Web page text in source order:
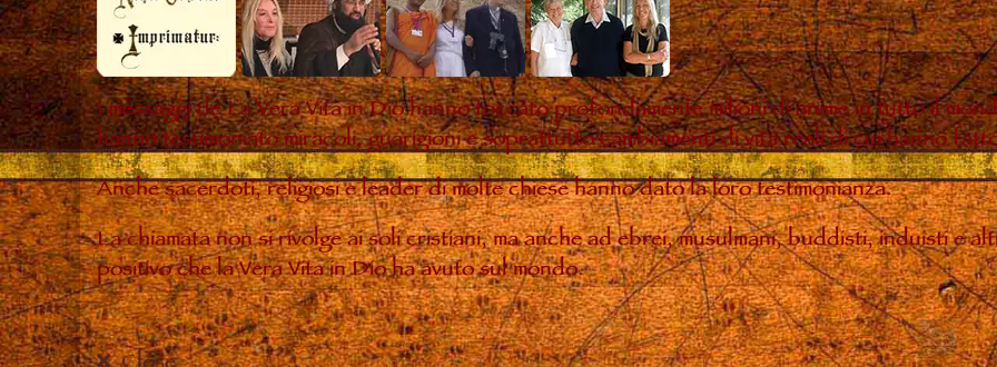
I messaggi de La Vera Vita in Dio hanno toccato profondamente milioni di anime in tutto il
hanno testimoniato miracoli, guarigioni e soprattutto cambiamenti di vita reali di cui hanno
Anche sacerdoti, religiosi e leader di molte chiese hanno dato la loro testimonianza.
La chiamata non si rivolge ai soli cristiani, ma anche ad ebrei, musulmani, buddisti, induisti e
positivo che la Vera Vita in Dio ha avuto sul mondo.